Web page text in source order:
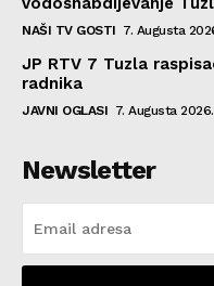
NAŠI TV GOSTI 7. Augusta
JP RTV 7 Tuzla
radnika
JAVNI OGLASI 7. Augusta 2026.
Newsletter